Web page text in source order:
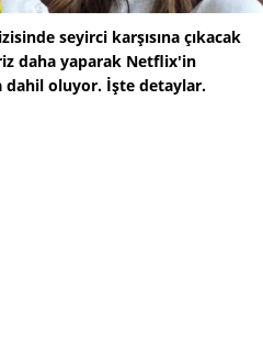
seyirci karşısına çıkacak
daha yaparak Netflix'in
dahil oluyor. İşte detaylar.